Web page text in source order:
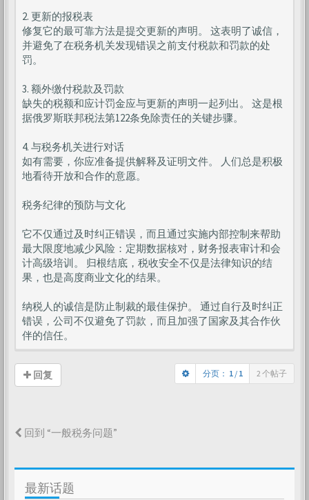
2. 更新的报税表
修复它的最可靠方法是提交更新的声明。 这表明了诚信，
并避免了在税务机关发现错误之前支付税款和罚款的处
罚。
3. 额外缴付税款及罚款
缺失的税额和应计罚金应与更新的声明一起列出。 这是根
据俄罗斯联邦税法第122条免除责任的关键步骤。
4. 与税务机关进行对话
如有需要，你应准备提供解释及证明文件。 人们总是积极
地看待开放和合作的意愿。
税务纪律的预防与文化
它不仅通过及时纠正错误，而且通过实施内部控制来帮助
最大限度地减少风险：定期数据核对，财务报表审计和会
计高级培训。 归根结底，税收安全不仅是法律知识的结
果，也是高度商业文化的结果。
纳税人的诚信是防止制裁的最佳保护。 通过自行及时纠正
错误，公司不仅避免了罚款，而且加强了国家及其合作伙
伴的信任。
回复 分页： 1 / 1 2 个帖子
回到 “一般税务问题”
最新话题